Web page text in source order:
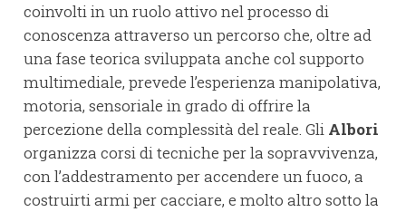
coinvolti in un ruolo attivo nel processo di
conoscenza attraverso un percorso che, oltre ad
una fase teorica sviluppata anche col supporto
multimediale, prevede l’esperienza manipolativa,
motoria, sensoriale in grado di offrire la
percezione della complessità del reale. Gli Albori
organizza corsi di tecniche per la sopravvivenza,
con l’addestramento per accendere un fuoco, a
costruirti armi per cacciare, e molto altro sotto la